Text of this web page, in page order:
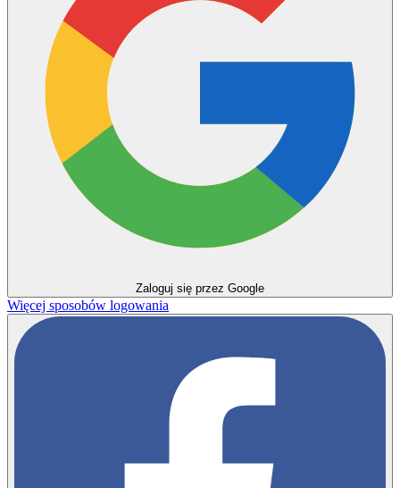
Zaloguj się przez Google
Więcej sposobów logowania